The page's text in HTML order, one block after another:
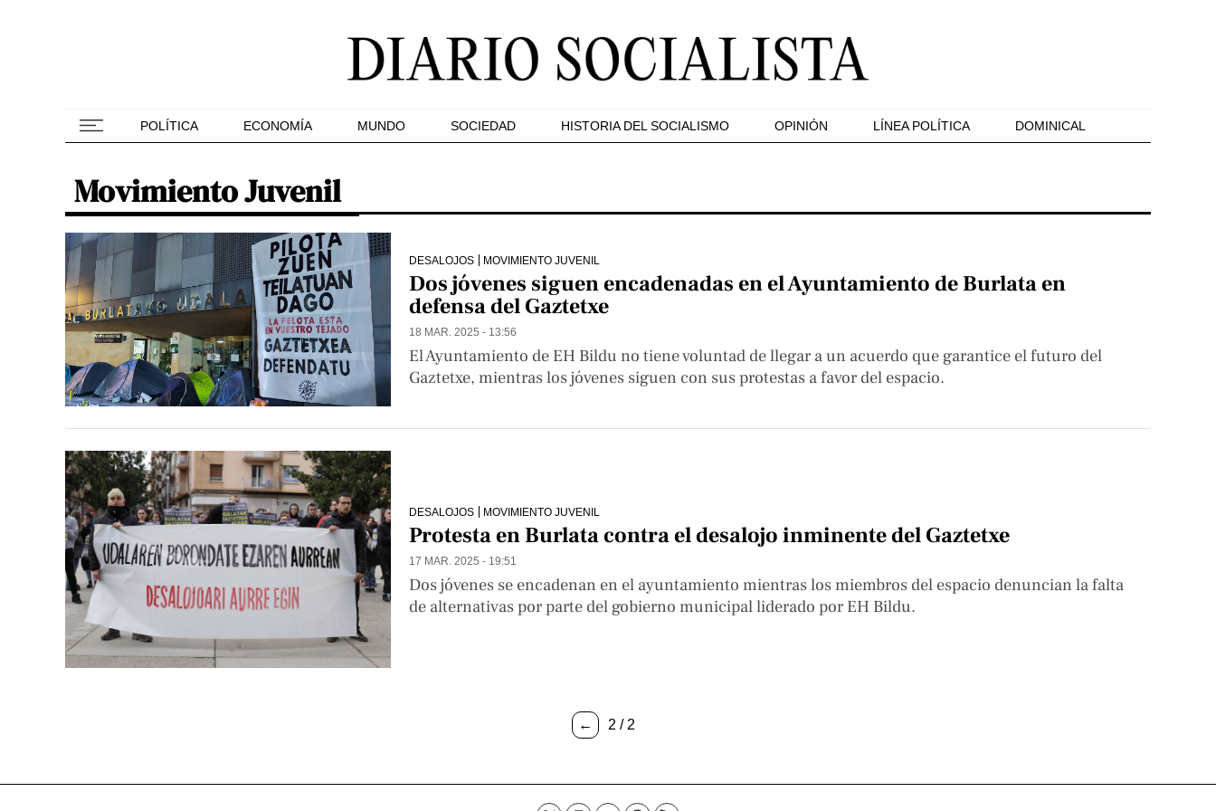
POLÍTICA ECONOMÍA MUNDO SOCIEDAD HISTORIA DEL SOCIALISMO OPINIÓN LÍNEA POLÍTICA DOMINICAL
Movimiento Juvenil
DESALOJOS MOVIMIENTO JUVENIL
Dos jóvenes siguen encadenadas en el Ayuntamiento de Burlata en
defensa del Gaztetxe
18 MAR. 2025 - 13:56
El Ayuntamiento de EH Bildu no tiene voluntad de llegar a un acuerdo que garantice el futuro del
Gaztetxe, mientras los jóvenes siguen con sus protestas a favor del espacio.
DESALOJOS MOVIMIENTO JUVENIL
Protesta en Burlata contra el desalojo inminente del Gaztetxe
17 MAR. 2025 - 19:51
Dos jóvenes se encadenan en el ayuntamiento mientras los miembros del espacio denuncian la falta
de alternativas por parte del gobierno municipal liderado por EH Bildu.
← 2 / 2